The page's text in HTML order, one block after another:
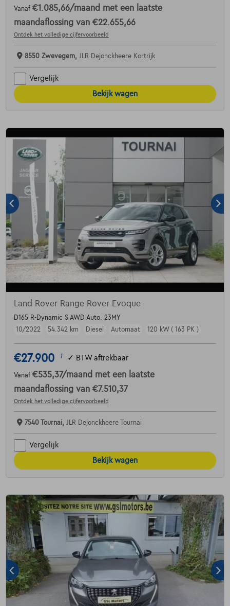
Vanaf €1.085,66/maand met een laatste
maandaflossing van €22.655,66
Ontdek het volledige cijfervoorbeeld
8550 Zwevegem, JLR Dejonckheere Kortrijk
Vergelijk
Bekijk wagen
Land Rover Range Rover Evoque
D165 R-Dynamic S AWD Auto. 23MY
10/2022
54.342 km Diesel Automaat 120 kW ( 163 PK )
€27.900 1 ✓ BTW aftrekbaar
Vanaf €535,37/maand met een laatste
maandaflossing van €7.510,37
Ontdek het volledige cijfervoorbeeld
7540 Tournai, JLR Dejonckheere Tournai
Vergelijk
Bekijk wagen